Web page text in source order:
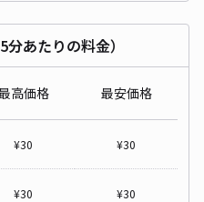
あたりの料金）
高価格 最安価格
¥30 ¥30
¥30 ¥30